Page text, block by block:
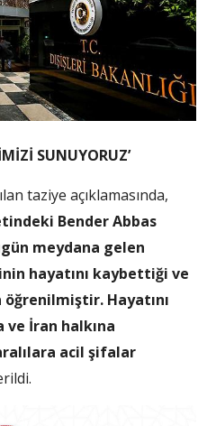
SUNUYORUZ’
taziye açıklamasında,
Bender Abbas
meydana gelen
hayatını kaybettiği ve
öğrenilmiştir. Hayatını
ve İran halkına
acil şifalar